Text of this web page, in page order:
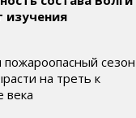
изучения
сезон
на треть к
века